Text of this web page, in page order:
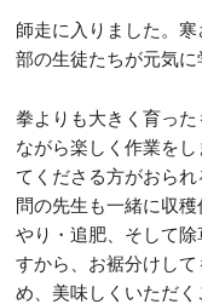
師走に入りました。
部の生徒たちが元気に
拳よりも大きく育っ
ながら楽しく作業を
てくださる方がおら
問の先生も一緒に収
やり・追肥、そして
すから、お裾分けし
め、美味しくいただく